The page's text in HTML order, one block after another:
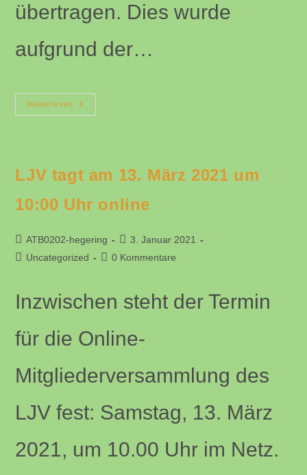
übertragen. Dies wurde
aufgrund der…
Weiterlesen
Sammeln
Von
Fellwechsel
Vertrieb
Geht
Weiter
LJV tagt am 13. März 2021 um
10:00 Uhr online
Beitrags-
Autor:
ATB0202-hegering
Beitrag
veröffentlicht:
3. Januar 2021
Beitrags-
Uncategorized
Beitrags-
0 Kommentare
Inzwischen steht der Termin
für die Online-
Mitgliederversammlung des
LJV fest: Samstag, 13. März
2021, um 10.00 Uhr im Netz.